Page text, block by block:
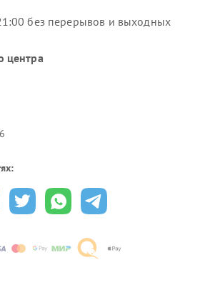
без перерывов и выходных
центра